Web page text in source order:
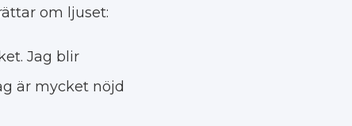
om ljuset:
Jag blir
är mycket nöjd